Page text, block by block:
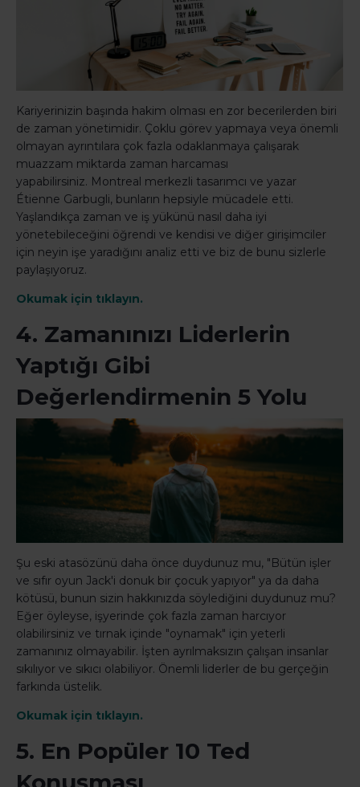
Kariyerinizin başında hakim olması en zor becerilerden biri
de zaman yönetimidir. Çoklu görev yapmaya veya önemli
olmayan ayrıntılara çok fazla odaklanmaya çalışarak
muazzam miktarda zaman harcaması
yapabilirsiniz. Montreal merkezli tasarımcı ve yazar
Étienne Garbugli, bunların hepsiyle mücadele etti.
Yaşlandıkça zaman ve iş yükünü nasıl daha iyi
yönetebileceğini öğrendi ve kendisi ve diğer girişimciler
için neyin işe yaradığını analiz etti ve biz de bunu sizlerle
paylaşıyoruz.
Okumak için tıklayın.
4. Zamanınızı Liderlerin
Yaptığı Gibi
Değerlendirmenin 5 Yolu
Şu eski atasözünü daha önce duydunuz mu, "Bütün işler
ve sıfır oyun Jack'i donuk bir çocuk yapıyor" ya da daha
kötüsü, bunun sizin hakkınızda söylediğini duydunuz mu?
Eğer öyleyse, işyerinde çok fazla zaman harcıyor
olabilirsiniz ve tırnak içinde "oynamak" için yeterli
zamanınız olmayabilir. İşten ayrılmaksızın çalışan insanlar
sıkılıyor ve sıkıcı olabiliyor. Önemli liderler de bu gerçeğin
farkında üstelik.
Okumak için tıklayın.
5. En Popüler 10 Ted